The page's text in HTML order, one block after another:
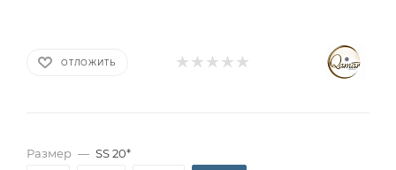
ОТЛОЖИТЬ
Размер — SS 20*